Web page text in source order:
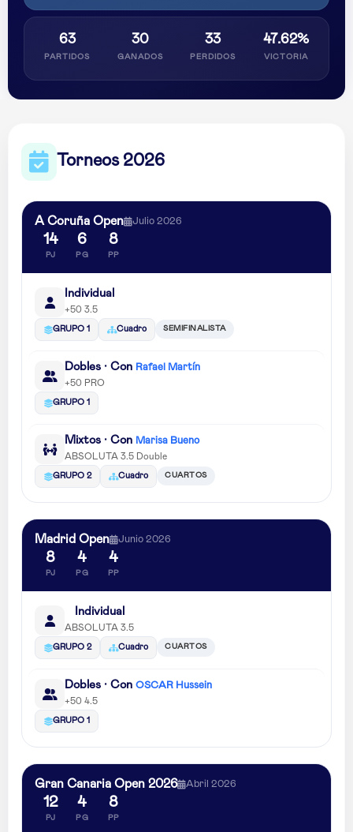
63
PARTIDOS
30
GANADOS
33
PERDIDOS
47.62%
VICTORIA
Torneos 2026
A Coruña Open Julio 2026
14
PJ
6
PG
8
PP
Individual
+50 3.5
GRUPO 1 Cuadro SEMIFINALISTA
Dobles · Con Rafael Martín
+50 PRO
GRUPO 1
Mixtos · Con Marisa Bueno
ABSOLUTA 3.5 Double
GRUPO 2 Cuadro CUARTOS
Madrid Open Junio 2026
8
PJ
4
PG
4
PP
Individual
ABSOLUTA 3.5
GRUPO 2 Cuadro CUARTOS
Dobles · Con OSCAR Hussein
+50 4.5
GRUPO 1
Gran Canaria Open 2026 Abril 2026
12
PJ
4
PG
8
PP